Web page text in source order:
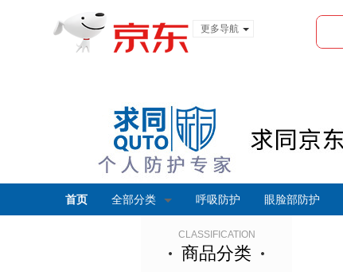
更多导航
首页 全部分类 呼吸防护 眼脸部防护
CLASSIFICATION
商品分类